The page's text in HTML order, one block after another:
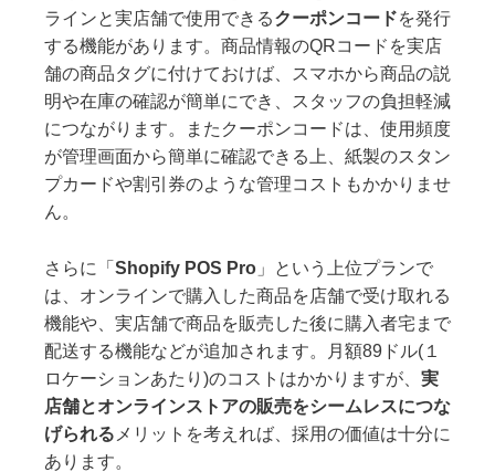
ラインと実店舗で使用できるクーポンコードを発行
する機能があります。商品情報のQRコードを実店
舗の商品タグに付けておけば、スマホから商品の説
明や在庫の確認が簡単にでき、スタッフの負担軽減
につながります。またクーポンコードは、使用頻度
が管理画面から簡単に確認できる上、紙製のスタン
プカードや割引券のような管理コストもかかりませ
ん。
さらに「 Shopify POS Pro 」という上位プランで
は、オンラインで購入した商品を店舗で受け取れる
機能や、実店舗で商品を販売した後に購入者宅まで
配送する機能などが追加されます。月額89ドル(１
ロケーションあたり)のコストはかかりますが、 実
店舗とオンラインストアの販売をシームレスにつな
げられる メリットを考えれば、採用の価値は十分に
あります。